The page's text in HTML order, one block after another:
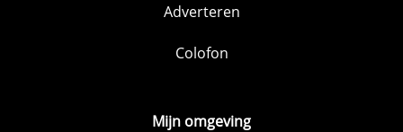
Adverteren
Colofon
Mijn omgeving